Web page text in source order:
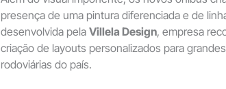
presença de uma pintura diferenciada e de
desenvolvida pela Villela Design, empresa
criação de layouts personalizados para
rodoviárias do país.